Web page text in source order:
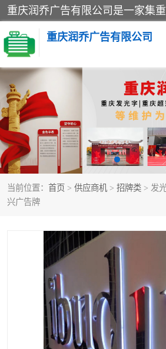
重庆润乔广告有限公司
当前位置： 首页 > 供应商机 > 招牌类 > 发
兴广告牌
招牌类 发
灯箱类 形
标识标牌类 写
展架 条幅